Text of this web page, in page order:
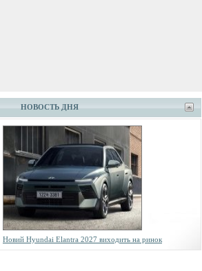
НОВОСТЬ ДНЯ
Новий Hyundai Elantra 2027 виходить на ринок